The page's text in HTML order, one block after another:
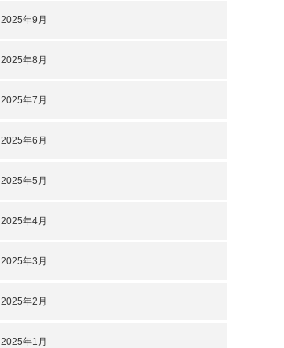
2025年9月
2025年8月
2025年7月
2025年6月
2025年5月
2025年4月
2025年3月
2025年2月
2025年1月